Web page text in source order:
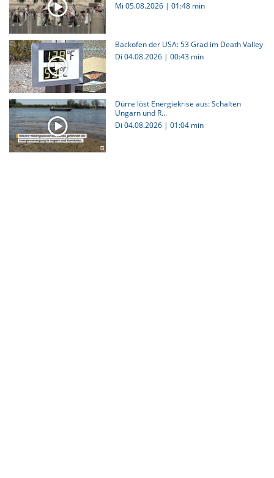
Mi 05.08.2026 | 01:48 min
Backofen der USA: 53 Grad im Death Valley
Di 04.08.2026 | 00:43 min
Dürre löst Energiekrise aus: Schalten
Ungarn und R...
Di 04.08.2026 | 01:04 min